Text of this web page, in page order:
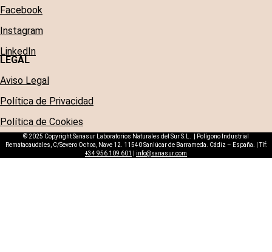
Facebook
Instagram
LinkedIn
LEGAL
Aviso Legal
Política de Privacidad
Política de Cookies
© 2025 Copyright Sanasur Laboratorios Naturales del Sur S.L. | Polígono Industrial
Rematacaudales, C/Severo Ochoa, Nave 12. 11540 Sanlúcar de Barrameda. Cádiz – España. | Tlf:
+34 956 109 601
info@sanasur.com